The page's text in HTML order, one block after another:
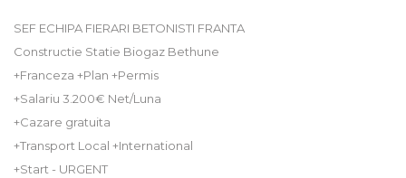
SEF ECHIPA FIERARI BETONISTI FRANTA
Constructie Statie Biogaz Bethune
+Franceza +Plan +Permis
+Salariu 3.200€ Net/Luna
+Cazare gratuita
+Transport Local +International
+Start - URGENT